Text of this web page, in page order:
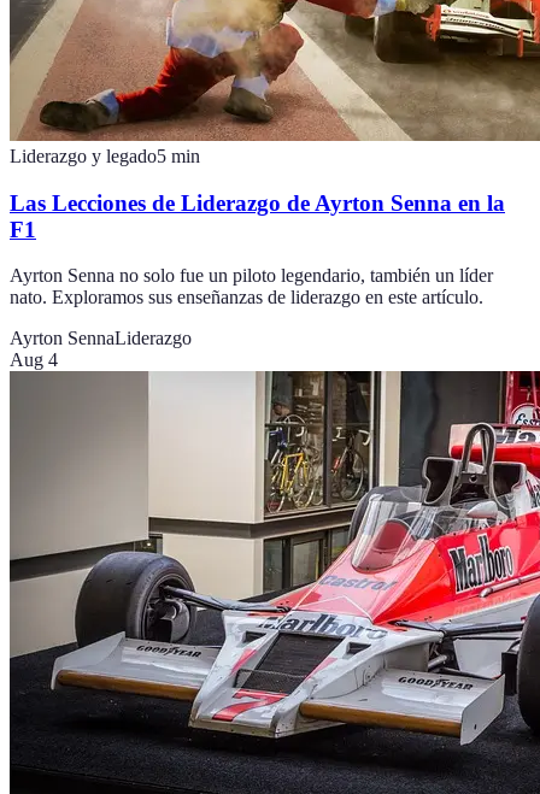
Liderazgo y legado5 min
Las Lecciones de Liderazgo de Ayrton Senna en la
F1
Ayrton Senna no solo fue un piloto legendario, también un líder
nato. Exploramos sus enseñanzas de liderazgo en este artículo.
Ayrton SennaLiderazgo
Aug 4